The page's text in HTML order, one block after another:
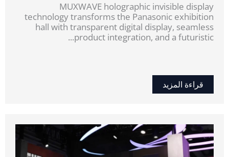
MUXWAVE holographic invisible display
technology transforms the Panasonic exhibition
hall with transparent digital display, seamless
product integration, and a futuristic...
قراءة المزيد